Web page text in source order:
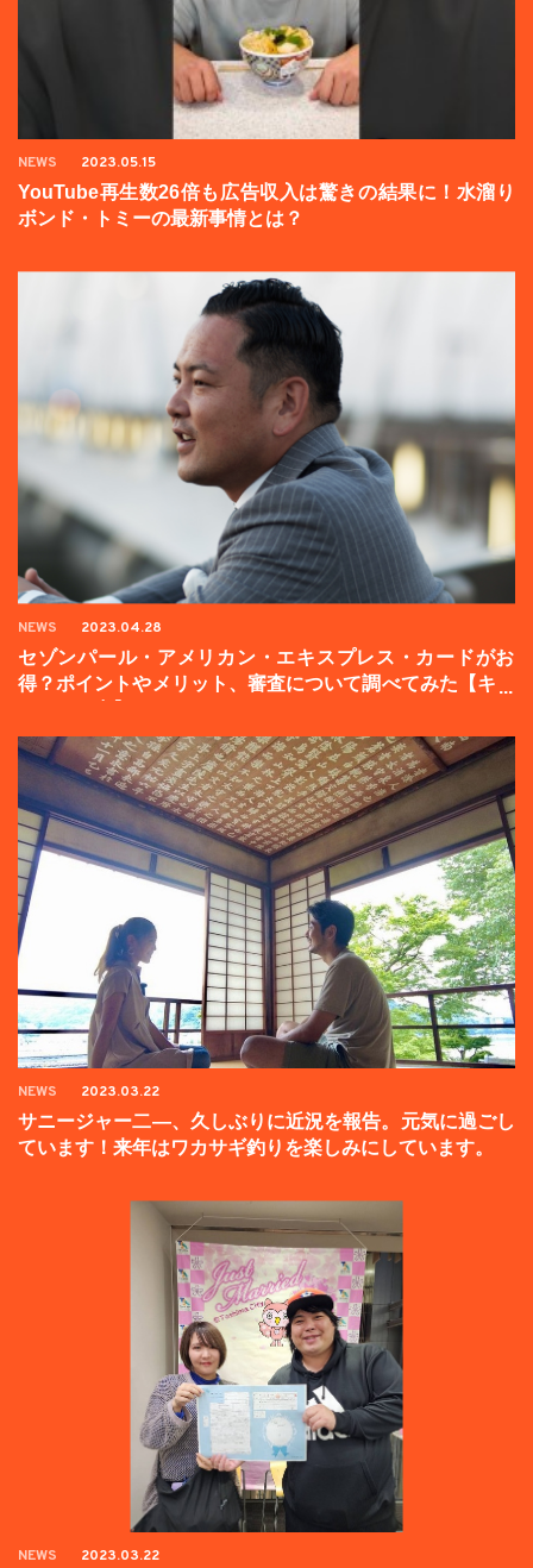
NEWS 2023.05.15
YouTube再生数26倍も広告収入は驚きの結果に！水溜り
ボンド・トミーの最新事情とは？
NEWS 2023.04.28
セゾンパール・アメリカン・エキスプレス・カードがお
得？ポイントやメリット、審査について調べてみた【キャ
NEWS 2023.03.22
サニージャー二―、久しぶりに近況を報告。元気に過ごし
ています！来年はワカサギ釣りを楽しみにしています。
NEWS 2023.03.22